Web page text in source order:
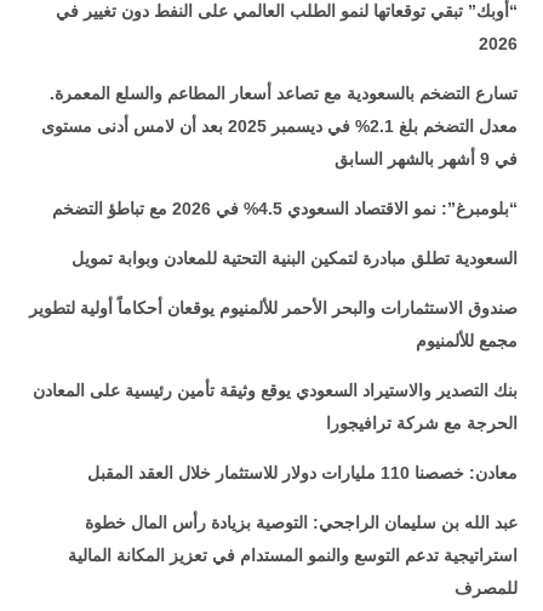
“أوبك” تبقي توقعاتها لنمو الطلب العالمي على النفط دون تغيير في
2026
تسارع التضخم بالسعودية مع تصاعد أسعار المطاعم والسلع المعمرة.
معدل التضخم بلغ 2.1% في ديسمبر 2025 بعد أن لامس أدنى مستوى
في 9 أشهر بالشهر السابق
“بلومبرغ”: نمو الاقتصاد السعودي 4.5% في 2026 مع تباطؤ التضخم
السعودية تطلق مبادرة لتمكين البنية التحتية للمعادن وبوابة تمويل
صندوق الاستثمارات والبحر الأحمر للألمنيوم يوقعان أحكاماً أولية لتطوير
مجمع للألمنيوم
بنك التصدير والاستيراد السعودي يوقع وثيقة تأمين رئيسية على المعادن
الحرجة مع شركة ترافيجورا
معادن: خصصنا 110 مليارات دولار للاستثمار خلال العقد المقبل
عبد الله بن سليمان الراجحي: التوصية بزيادة رأس المال خطوة
استراتيجية تدعم التوسع والنمو المستدام في تعزيز المكانة المالية
للمصرف